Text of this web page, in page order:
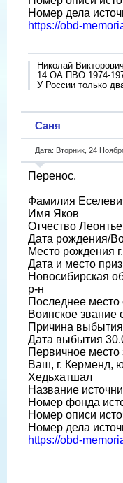
Номер дела
https://obd-
Николай Викторович
14 ОА ПВО 1974-
У России только
Саня
Дата: Вторник, 24
Перенос.
Фамилия
Имя Яков
Отчество
Дата рождения/
Место рождения
Дата и место
Новосибирская
р-н
Последнее место
Воинское звание
Причина выбытия
Дата выбытия
Первичное место
Ваш, г. Керменд,
Хедьхатшал
Название
Номер фонда
Номер описи
Номер дела
https://obd-